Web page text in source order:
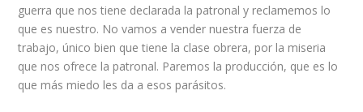
guerra que nos tiene declarada la patronal y reclamemos lo
que es nuestro. No vamos a vender nuestra fuerza de
trabajo, único bien que tiene la clase obrera, por la miseria
que nos ofrece la patronal. Paremos la producción, que es lo
que más miedo les da a esos parásitos.